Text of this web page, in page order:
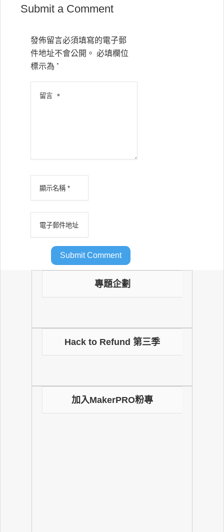
Submit a Comment
發佈留言必須填寫的電子郵
件地址不會公開。 必填欄位
標示為 *
專題企劃
Hack to Refund 第三季
加入MakerPRO粉專